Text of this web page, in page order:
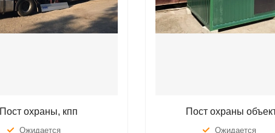
Пост охраны, кпп
Ожидается
Пост охраны
Ожидается